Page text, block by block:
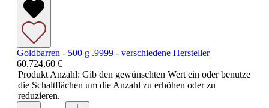
Goldbarren - 500 g .9999 - verschiedene Hersteller
60.724,60 €
Produkt Anzahl: Gib den gewünschten Wert ein oder benutze
die Schaltflächen um die Anzahl zu erhöhen oder zu
reduzieren.